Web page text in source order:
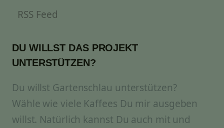
RSS Feed
DU WILLST DAS PROJEKT
UNTERSTÜTZEN?
Du willst Gartenschlau unterstützen?
Wähle wie viele Kaffees Du mir ausgeben
willst. Natürlich kannst Du auch mit und